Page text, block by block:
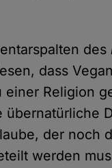
des
dass
Religion
übernatürliche
der noch
werden